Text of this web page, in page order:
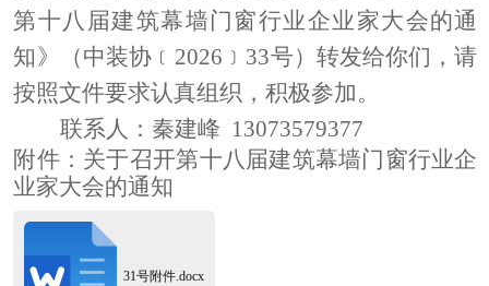
第十八届建筑幕墙门窗行业企业家大会的通
知》（中装协﹝ 2026 ﹞ 33号）转发给你们，请
按照文件要求认真组织，积极参加。
联系人：秦建峰 13073579377
附件： 关于召开第十八届建筑幕墙门窗行业企
业家大会的通知
31号附件.docx